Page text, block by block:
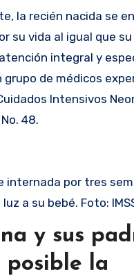
la recién nacida se
su vida al igual que
integral y
grupo de médicos
Intensivos
48.
internada por tres
a su bebé. Foto:
y sus
posible la